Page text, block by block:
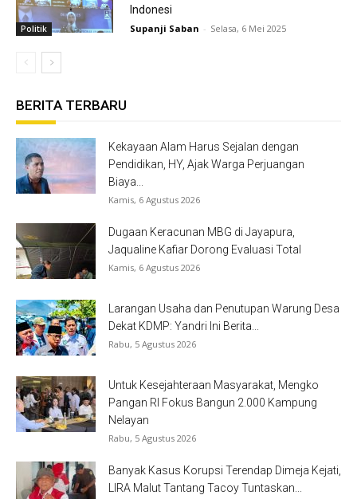
Politik
Indonesi
Supanji Saban - Selasa, 6 Mei 2025
BERITA TERBARU
Kekayaan Alam Harus Sejalan dengan
Pendidikan, HY, Ajak Warga Perjuangan
Biaya...
Kamis, 6 Agustus 2026
Dugaan Keracunan MBG di Jayapura,
Jaqualine Kafiar Dorong Evaluasi Total
Kamis, 6 Agustus 2026
Larangan Usaha dan Penutupan Warung Desa
Dekat KDMP: Yandri Ini Berita...
Rabu, 5 Agustus 2026
Untuk Kesejahteraan Masyarakat, Mengko
Pangan RI Fokus Bangun 2.000 Kampung
Nelayan
Rabu, 5 Agustus 2026
Banyak Kasus Korupsi Terendap Dimeja Kejati,
LIRA Malut Tantang Tacoy Tuntaskan...